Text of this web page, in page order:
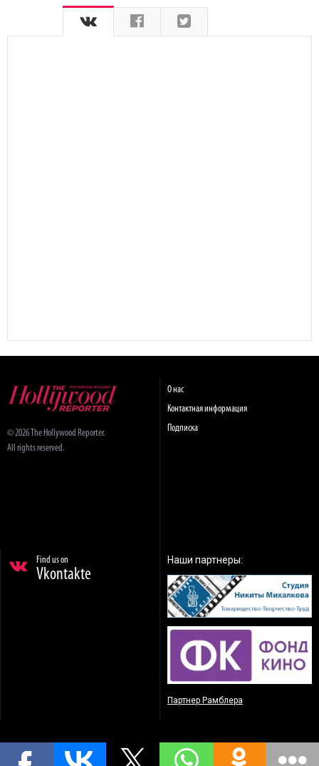
© 2026 The Hollywood Reporter.
All rights reserved.
О нас
Контактная информация
Подписка
Find us on
Vkontakte
Наши партнеры:
Партнер Рамблера